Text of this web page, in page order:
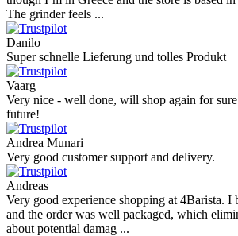
The grinder feels ...
Danilo
Super schnelle Lieferung und tolles Produkt
Vaarg
Very nice - well done, will shop again for
future!
Andrea Munari
Very good customer support and delivery.
Andreas
Very good experience shopping at 4Barista. I
and the order was well packaged, which
about potential damag ...